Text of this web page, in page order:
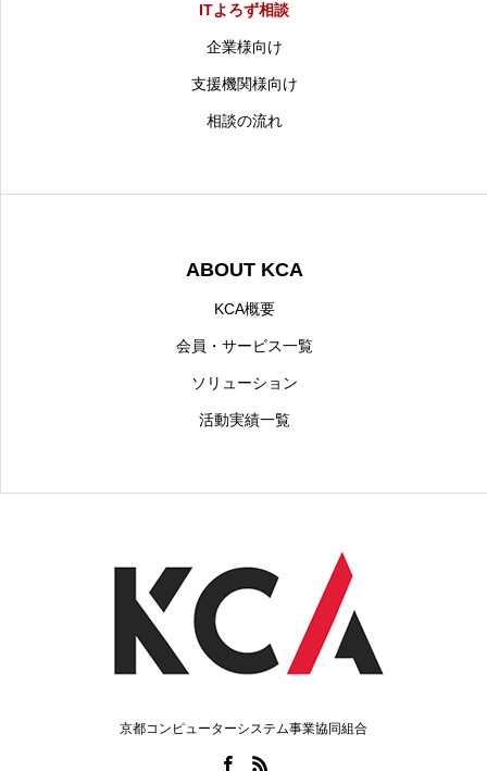
ITよろず相談
企業様向け
支援機関様向け
相談の流れ
ABOUT KCA
KCA概要
会員・サービス一覧
ソリューション
活動実績一覧
京都コンピューターシステム事業協同組合